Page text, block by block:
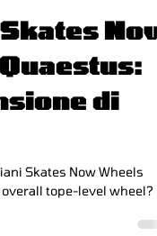
Now
di
Skates Now Wheels